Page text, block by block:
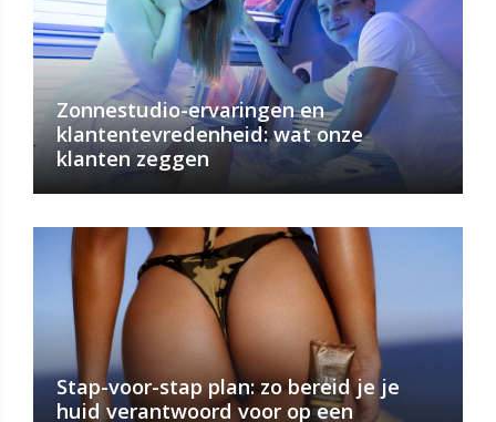
Zonnestudio-ervaringen en
klantentevredenheid: wat onze
klanten zeggen
Stap-voor-stap plan: zo bereid je je
huid verantwoord voor op een